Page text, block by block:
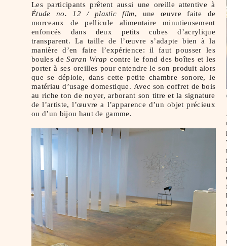
Les participants prêtent aussi une oreille attentive à
Étude no. 12 / plastic film, une œuvre faite de
morceaux de pellicule alimentaire minutieusement
enfoncés dans deux petits cubes d’acrylique
transparent. La taille de l’œuvre s’adapte bien à la
manière d’en faire l’expérience: il faut pousser les
boules deSaran Wrap contre le fond des boîtes et les
porter à ses oreilles pour entendre le son produit alors
que se déploie, dans cette petite chambre sonore, le
matériau d’usage domestique. Avec son coffret de bois
au riche ton de noyer, arborant son titre et la signature
de l’artiste, l’œuvre a l’apparence d’un objet précieux
ou d’un bijou haut de gamme.